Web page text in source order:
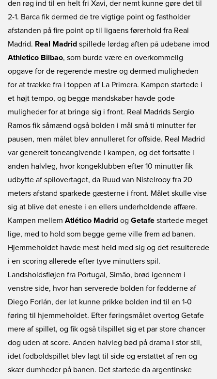
den røg ind til en helt fri Xavi, der nemt kunne gøre det til
2-1. Barca fik dermed de tre vigtige point og fastholder
afstanden på fire point op til ligaens førerhold fra Real
Madrid. Real Madrid spillede lørdag aften på udebane imod
Athletico Bilbao, som burde være en overkommelig
opgave for de regerende mestre og dermed muligheden
for at trække fra i toppen af La Primera. Kampen startede i
et højt tempo, og begge mandskaber havde gode
muligheder for at bringe sig i front. Real Madrids Sergio
Ramos fik såmænd også bolden i mål små ti minutter før
pausen, men målet blev annulleret for offside. Real Madrid
var generelt toneangivende i kampen, og det fortsatte i
anden halvleg, hvor kongeklubben efter 10 minutter fik
udbytte af spilovertaget, da Ruud van Nistelrooy fra 20
meters afstand sparkede gæsterne i front. Målet skulle vise
sig at blive det eneste i en ellers underholdende affære.
Kampen mellem Atlético Madrid og Getafe startede meget
lige, med to hold som begge gerne ville frem ad banen.
Hjemmeholdet havde mest held med sig og det resulterede
i en scoring allerede efter tyve minutters spil.
Landsholdsfløjen fra Portugal, Simão, brød igennem i
venstre side, hvor han serverede bolden for fødderne af
Diego Forlán, der let kunne prikke bolden ind til en 1-0
føring til hjemmeholdet. Efter føringsmålet overtog Getafe
mere af spillet, og fik også tilspillet sig et par store chancer
dog uden at score. Anden halvleg bød på drama i stor stil,
idet fodboldspillet blev lagt til side og erstattet af ren og
skær dumheder på banen. Det startede da argentinske